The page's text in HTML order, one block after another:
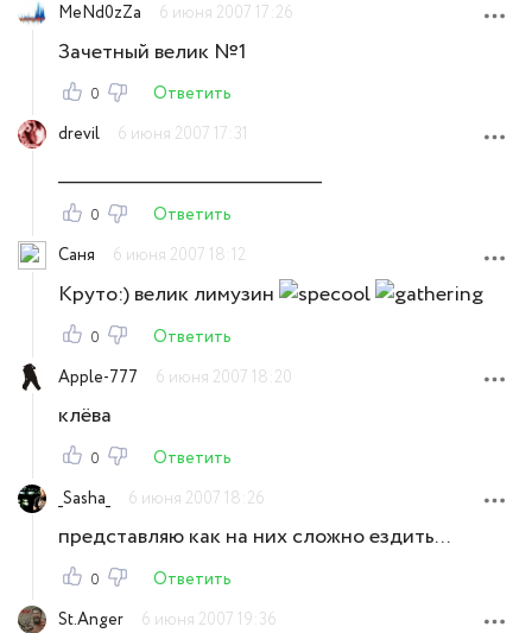
MeNd0zZa
6 июня 2007 17:26
Зачетный велик №1
0
Ответить
drevil
6 июня 2007 17:31
0
Ответить
Cаня
6 июня 2007 18:12
Круто:) велик лимузин
0
Ответить
Apple-777
6 июня 2007 18:20
клёва
0
Ответить
_Sasha_
6 июня 2007 18:26
представляю как на них сложно ездить...
0
Ответить
St.Anger
6 июня 2007 19:36